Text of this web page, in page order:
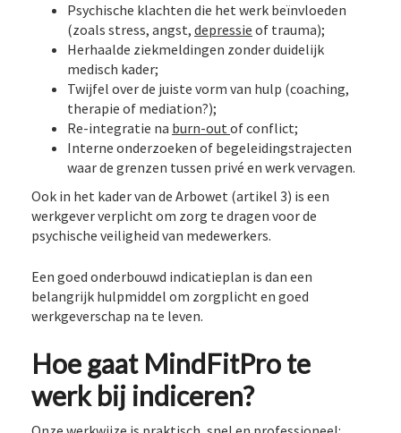
Psychische klachten die het werk beïnvloeden
(zoals stress, angst, depressie of trauma);
Herhaalde ziekmeldingen zonder duidelijk
medisch kader;
Twijfel over de juiste vorm van hulp (coaching,
therapie of mediation?);
Re-integratie na burn-outof conflict;
Interne onderzoeken of begeleidingstrajecten
waar de grenzen tussen privé en werk vervagen.
Ook in het kader van de Arbowet (artikel 3) is een
werkgever verplicht om zorg te dragen voor de
psychische veiligheid van medewerkers.
Een goed onderbouwd indicatieplan is dan een
belangrijk hulpmiddel om zorgplicht en goed
werkgeverschap na te leven.
Hoe gaat MindFitPro te
werk bij indiceren?